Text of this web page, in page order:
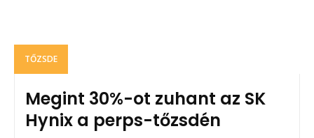
TŐZSDE
Megint 30%-ot zuhant az SK
Hynix a perps-tőzsdén